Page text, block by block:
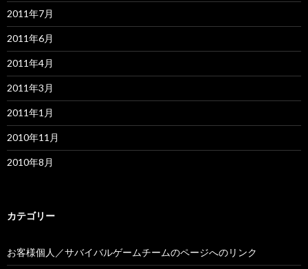
2011年7月
2011年6月
2011年4月
2011年3月
2011年1月
2010年11月
2010年8月
カテゴリー
お客様個人／サバイバルゲームチームのページへのリンク